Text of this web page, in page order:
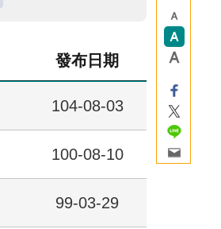
發布日期
104-08-03
100-08-10
99-03-29